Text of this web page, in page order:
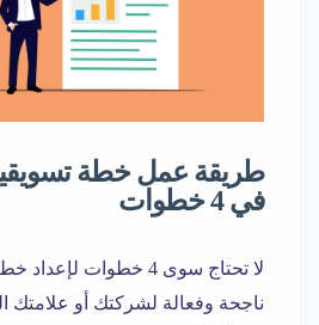
طريقة عمل خطة
في 4 خطوات
لا تحتاج سوى 4 خطوات
ناجحة وفعالة لشركتك أو علامتك